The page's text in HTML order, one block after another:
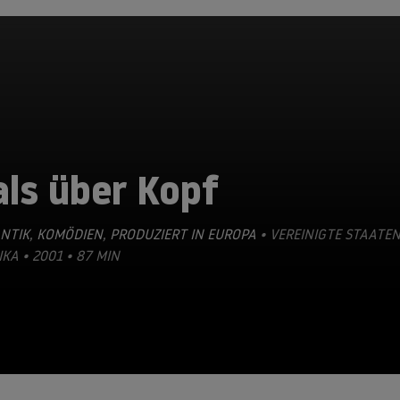
über Kopf
, KOMÖDIEN, PRODUZIERT IN EUROPA • VEREINIGTE
• 2001 • 87 MIN